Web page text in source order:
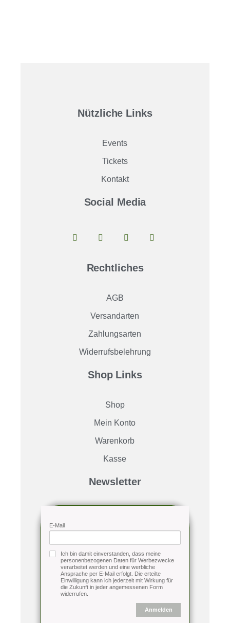
Nützliche Links
Events
Tickets
Kontakt
Social Media
Rechtliches
AGB
Versandarten
Zahlungsarten
Widerrufsbelehrung
Shop Links
Shop
Mein Konto
Warenkorb
Kasse
Newsletter
E-Mail
Ich bin damit einverstanden, dass meine
personenbezogenen Daten für Werbezwecke
verarbeitet werden und eine werbliche
Ansprache per E-Mail erfolgt. Die erteilte
Einwilligung kann ich jederzeit mit Wirkung für
die Zukunft in jeder angemessenen Form
widerrufen.
Anmelden